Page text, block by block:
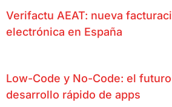
Verifactu AEAT: nueva
electrónica en España
Low-Code y No-Code: el
desarrollo rápido de apps